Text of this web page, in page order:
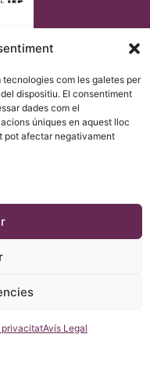
com les galetes per
dispositiu. El consentiment
dades com el
úniques en aquest lloc
pot afectar negativament
privacitatAvís Legal
Reglament UE 2016/679
amb el propòsit de
que desitgi accedir a la